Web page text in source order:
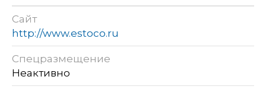
Сайт
http://www.estoco.ru
Спецразмещение
Неактивно